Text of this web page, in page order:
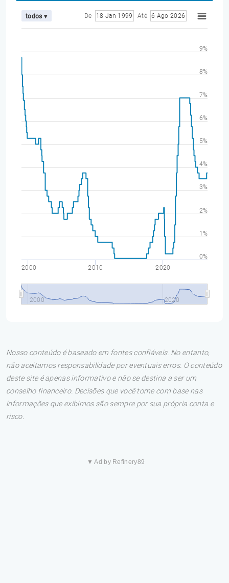
todos ▾ De 18 Jan 1999 Até 6 Ago 2026
2000 2010 2020
2000 2020
0%
1%
2%
3%
4%
5%
6%
7%
8%
9%
Nosso conteúdo é baseado em fontes confiáveis. No entanto,
não aceitamos responsabilidade por eventuais erros. O conteúdo
deste site é apenas informativo e não se destina a ser um
conselho financeiro. Decisões que você tome com base nas
informações que exibimos são sempre por sua própria conta e
risco.
▼ Ad by Refinery89